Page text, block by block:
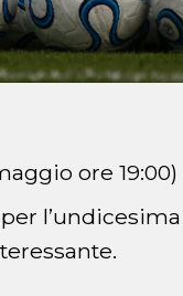
ore 19:00)